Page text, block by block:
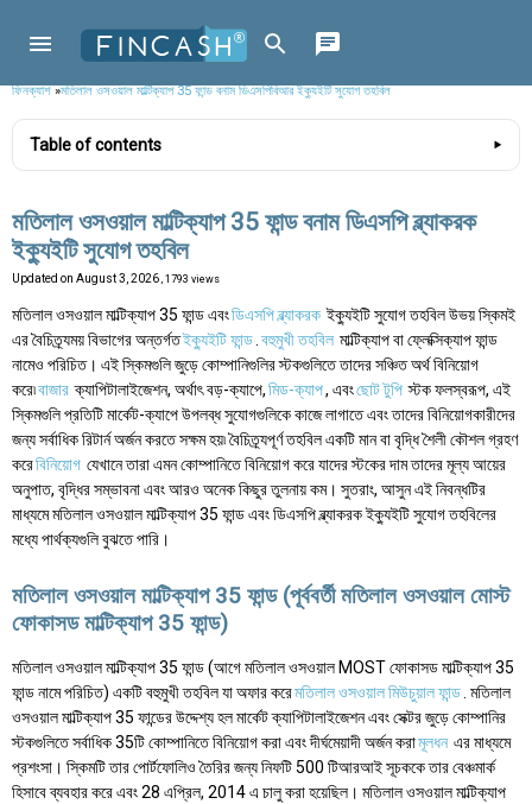
ফিনক্যাশ»মতিলাল ওসওয়াল মাল্টিক্যাপ 35 ফান্ড বনাম ডিএসপিবিআর ইক্যুইটি সুযোগ তহবিল
Table of contents
মতিলাল ওসওয়াল মাল্টিক্যাপ 35 ফান্ড বনাম ডিএসপি ব্ল্যাকরক
ইক্যুইটি সুযোগ তহবিল
Updated on August 3, 2026 , 1793 views
মতিলাল ওসওয়াল মাল্টিক্যাপ 35 ফান্ড এবংডিএসপি ব্ল্যাকরক ইক্যুইটি সুযোগ তহবিল উভয় স্কিমই
এর বৈচিত্র্যময় বিভাগের অন্তর্গতইক্যুইটি ফান্ড.বহুমুখী তহবিল মাল্টিক্যাপ বা ফ্লেক্সিক্যাপ ফান্ড
নামেও পরিচিত। এই স্কিমগুলি জুড়ে কোম্পানিগুলির স্টকগুলিতে তাদের সঞ্চিত অর্থ বিনিয়োগ
করে৷বাজার ক্যাপিটালাইজেশন, অর্থাৎ বড়-ক্যাপে,মিড-ক্যাপ, এবংছোট টুপি স্টক ফলস্বরূপ, এই
স্কিমগুলি প্রতিটি মার্কেট-ক্যাপে উপলব্ধ সুযোগগুলিকে কাজে লাগাতে এবং তাদের বিনিয়োগকারীদের
জন্য সর্বাধিক রিটার্ন অর্জন করতে সক্ষম হয়৷ বৈচিত্র্যপূর্ণ তহবিল একটি মান বা বৃদ্ধি শৈলী কৌশল গ্রহণ
করেবিনিয়োগ যেখানে তারা এমন কোম্পানিতে বিনিয়োগ করে যাদের স্টকের দাম তাদের মূল্য আয়ের
অনুপাত, বৃদ্ধির সম্ভাবনা এবং আরও অনেক কিছুর তুলনায় কম। সুতরাং, আসুন এই নিবন্ধটির
মাধ্যমে মতিলাল ওসওয়াল মাল্টিক্যাপ 35 ফান্ড এবং ডিএসপি ব্ল্যাকরক ইক্যুইটি সুযোগ তহবিলের
মধ্যে পার্থক্যগুলি বুঝতে পারি।
মতিলাল ওসওয়াল মাল্টিক্যাপ 35 ফান্ড (পূর্ববর্তী মতিলাল ওসওয়াল মোস্ট
ফোকাসড মাল্টিক্যাপ 35 ফান্ড)
মতিলাল ওসওয়াল মাল্টিক্যাপ 35 ফান্ড (আগে মতিলাল ওসওয়াল MOST ফোকাসড মাল্টিক্যাপ 35
ফান্ড নামে পরিচিত) একটি বহুমুখী তহবিল যা অফার করেমতিলাল ওসওয়াল মিউচুয়াল ফান্ড . মতিলাল
ওসওয়াল মাল্টিক্যাপ 35 ফান্ডের উদ্দেশ্য হল মার্কেট ক্যাপিটালাইজেশন এবং সেক্টর জুড়ে কোম্পানির
স্টকগুলিতে সর্বাধিক 35টি কোম্পানিতে বিনিয়োগ করা এবং দীর্ঘমেয়াদী অর্জন করামূলধন এর মাধ্যমে
প্রশংসা। স্কিমটি তার পোর্টফোলিও তৈরির জন্য নিফটি 500 টিআরআই সূচককে তার বেঞ্চমার্ক
হিসাবে ব্যবহার করে এবং 28 এপ্রিল, 2014 এ চালু করা হয়েছিল। মতিলাল ওসওয়াল মাল্টিক্যাপ